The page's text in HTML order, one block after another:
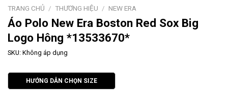
TRANG CHỦ / THƯƠNG HIỆU / NEW ERA
Áo Polo New Era Boston Red Sox Big
Logo Hông *13533670*
SKU: Không áp dụng
HƯỚNG DẪN CHỌN SIZE